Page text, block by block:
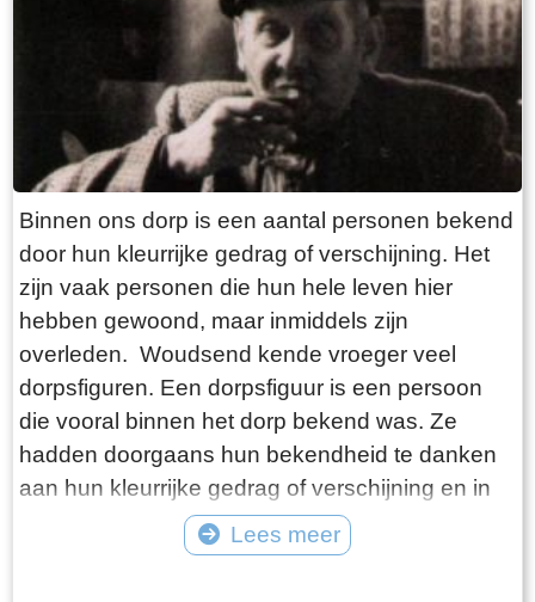
Binnen ons dorp is een aantal personen bekend
door hun kleurrijke gedrag of verschijning. Het
zijn vaak personen die hun hele leven hier
hebben gewoond, maar inmiddels zijn
overleden. Woudsend kende vroeger veel
dorpsfiguren. Een dorpsfiguur is een persoon
die vooral binnen het dorp bekend was. Ze
hadden doorgaans hun bekendheid te danken
aan hun kleurrijke gedrag of verschijning en in
mindere mate aan hun daden. Vaak waren het
al wat oudere personen die hun hele leven in
Lees meer